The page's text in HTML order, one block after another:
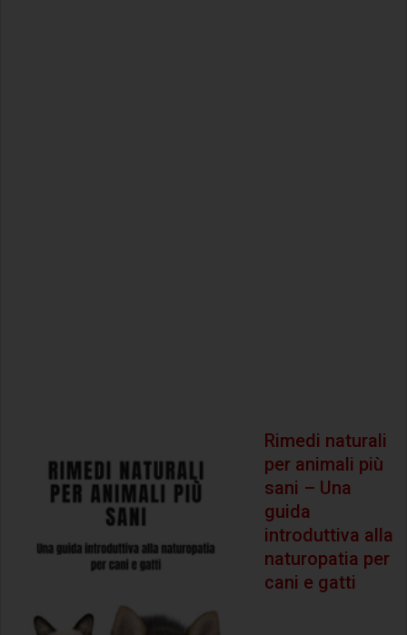
Rimedi naturali
per animali più
sani – Una
guida
introduttiva alla
naturopatia per
cani e gatti